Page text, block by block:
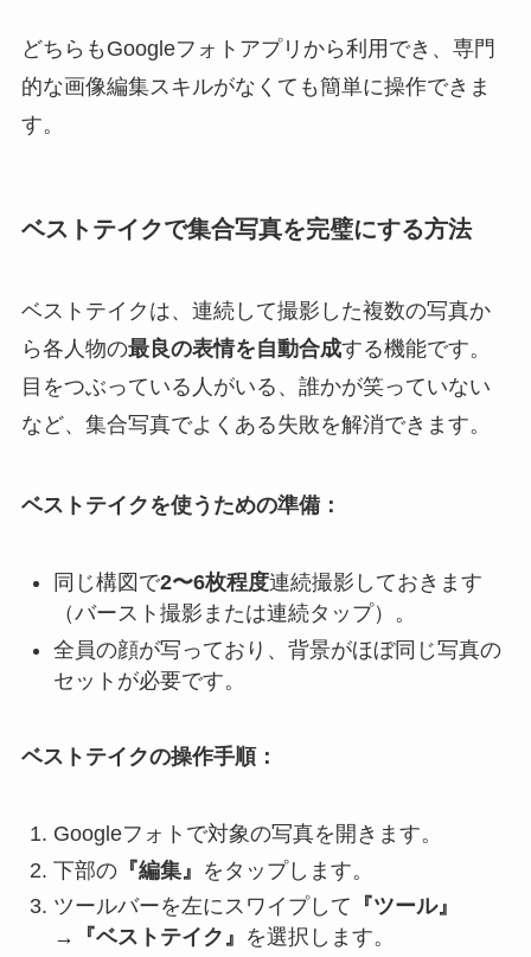
どちらもGoogleフォトアプリから利用でき、専門
的な画像編集スキルがなくても簡単に操作できま
す。
ベストテイクで集合写真を完璧にする方法
ベストテイクは、連続して撮影した複数の写真か
ら各人物の最良の表情を自動合成する機能です。
目をつぶっている人がいる、誰かが笑っていない
など、集合写真でよくある失敗を解消できます。
ベストテイクを使うための準備：
同じ構図で2〜6枚程度連続撮影しておきます
（バースト撮影または連続タップ）。
全員の顔が写っており、背景がほぼ同じ写真の
セットが必要です。
ベストテイクの操作手順：
Googleフォトで対象の写真を開きます。
下部の『編集』 をタップします。
ツールバーを左にスワイプして 『ツール』
→『ベストテイク』 を選択します。